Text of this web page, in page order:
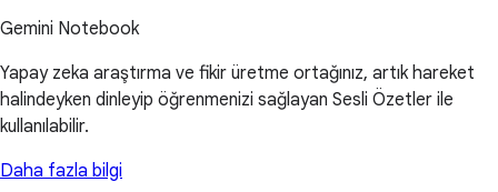
Gemini Notebook
Yapay zeka araştırma ve fikir üretme ortağınız, artık hareket
halindeyken dinleyip öğrenmenizi sağlayan Sesli Özetler ile
kullanılabilir.
Daha fazla bilgi